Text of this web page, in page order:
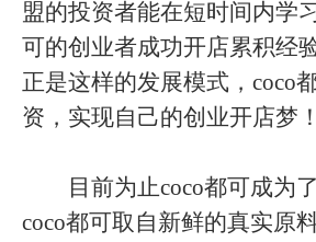
盟的投资者能在短时间内学
可的创业者成功开店累积经
正是这样的发展模式，coco
资，实现自己的创业开店梦！
目前为止coco都可成为了
coco都可取自新鲜的真实原